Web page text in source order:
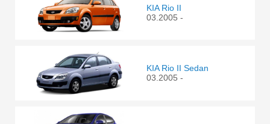
KIA Rio II
03.2005 -
KIA Rio II Sedan
03.2005 -